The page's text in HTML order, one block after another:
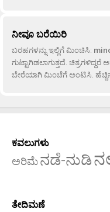
ನೀವೂ ಬರೆಯಿರಿ
ಬರಹಗಳನ್ನು ಇಲ್ಲಿಗೆ ಮಿಂಚಿಸಿ:
ಗುಟ್ಟಾಗಿಡಲಾಗುತ್ತದೆ.
ಬೇರೆಯಾಗಿ ಮಿಂಚೆಗೆ ಅಂಟಿಸಿ.
ಕವಲುಗಳು
ಅರಿಮೆನಡೆ-ನುಡಿ
ತೇದಿಮಣೆ